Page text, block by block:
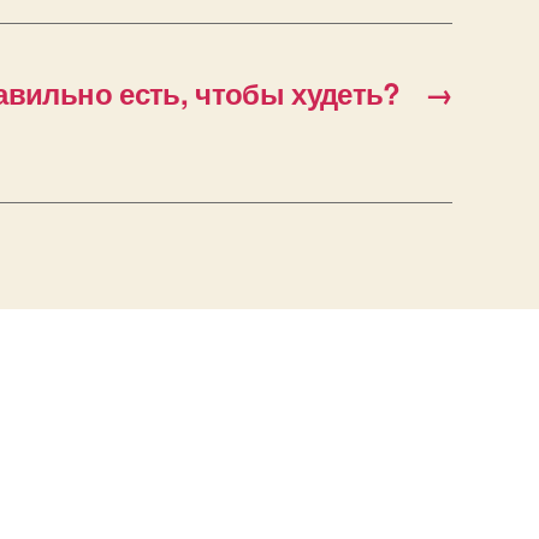
→
есть, чтобы худеть?